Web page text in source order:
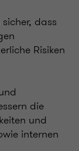
dass
Risiken
die
und
internen